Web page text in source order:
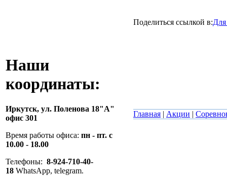
Поделиться ссылкой в:Для
Наши
координаты:
Иркутск, ул. Поленова 18"А"
офис 301
Время работы офиса: пн - пт. с
10.00 - 18.00
Телефоны: 8-924-710-40-
18 WhatsApp, telegram.
Главная | Акции |